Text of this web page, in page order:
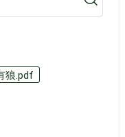
狼.pdf